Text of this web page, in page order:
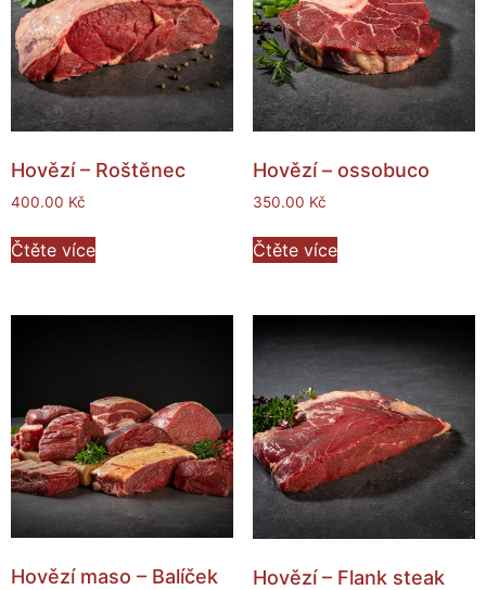
Hovězí – Roštěnec
400.00 Kč
Čtěte více
Hovězí – ossobuco
350.00 Kč
Čtěte více
Hovězí maso – Balíček Hovězí – Flank steak